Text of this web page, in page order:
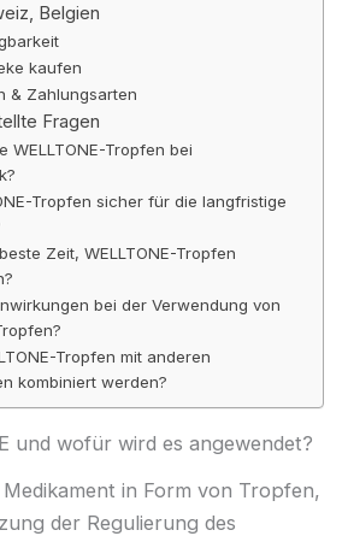
Belgien
kaufen
& Zahlungsarten
Fragen
WELLTONE-Tropfen bei
Tropfen sicher für die langfristige
Zeit, WELLTONE-Tropfen
bei der Verwendung von
Tropfen mit anderen
kombiniert werden?
und wofür wird es angewendet?
Medikament in Form von Tropfen,
der Regulierung des